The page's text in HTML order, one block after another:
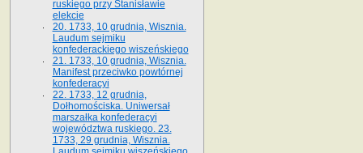
ruskiego przy Stanisławie
elekcie
20. 1733, 10 grudnia, Wisznia.
Laudum sejmiku
konfederackiego wiszeńskiego
21. 1733, 10 grudnia, Wisznia.
Manifest przeciwko powtórnej
konfederacyi
22. 1733, 12 grudnia,
Dołhomościska. Uniwersał
marszałka konfederacyi
województwa ruskiego. 23.
1733, 29 grudnia, Wisznia.